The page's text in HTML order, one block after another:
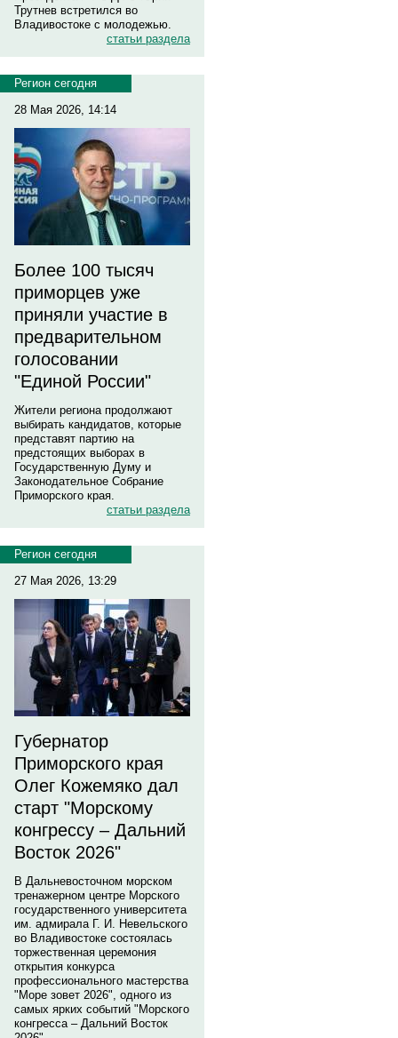
Трутнев встретился во
Владивостоке с молодежью.
статьи раздела
Регион сегодня
28 Мая 2026, 14:14
Более 100 тысяч
приморцев уже
приняли участие в
предварительном
голосовании
"Единой России"
Жители региона продолжают
выбирать кандидатов, которые
представят партию на
предстоящих выборах в
Государственную Думу и
Законодательное Собрание
Приморского края.
статьи раздела
Регион сегодня
27 Мая 2026, 13:29
Губернатор
Приморского края
Олег Кожемяко дал
старт "Морскому
конгрессу – Дальний
Восток 2026"
В Дальневосточном морском
тренажерном центре Морского
государственного университета
им. адмирала Г. И. Невельского
во Владивостоке состоялась
торжественная церемония
открытия конкурса
профессионального мастерства
"Море зовет 2026", одного из
самых ярких событий "Морского
конгресса – Дальний Восток